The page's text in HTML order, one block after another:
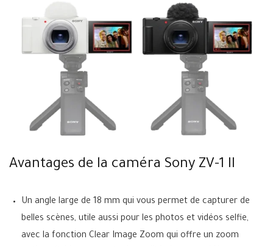
Avantages de la caméra Sony ZV-1 II
Un angle large de 18 mm qui vous permet de capturer de
belles scènes, utile aussi pour les photos et vidéos selfie,
avec la fonction Clear Image Zoom qui offre un zoom